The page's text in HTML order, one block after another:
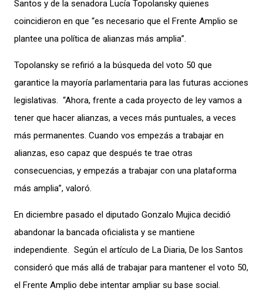
Santos y de la senadora Lucía Topolansky quienes
coincidieron en que “es necesario que el Frente Amplio se
plantee una política de alianzas más amplia”.
Topolansky se refirió a la búsqueda del voto 50 que
garantice la mayoría parlamentaria para las futuras acciones
legislativas. “Ahora, frente a cada proyecto de ley vamos a
tener que hacer alianzas, a veces más puntuales, a veces
más permanentes. Cuando vos empezás a trabajar en
alianzas, eso capaz que después te trae otras
consecuencias, y empezás a trabajar con una plataforma
más amplia”, valoró.
En diciembre pasado el diputado Gonzalo Mujica decidió
abandonar la bancada oficialista y se mantiene
independiente. Según el artículo de La Diaria, De los Santos
consideró que más allá de trabajar para mantener el voto 50,
el Frente Amplio debe intentar ampliar su base social.